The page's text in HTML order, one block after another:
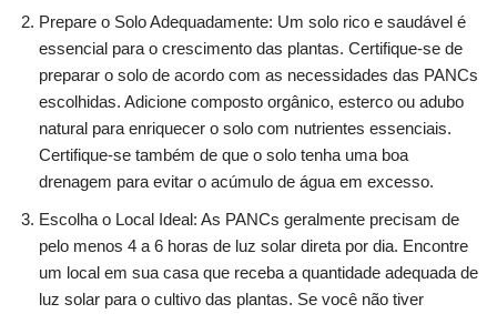
Prepare o Solo Adequadamente: Um solo rico e saudável é
essencial para o crescimento das plantas. Certifique-se de
preparar o solo de acordo com as necessidades das PANCs
escolhidas. Adicione composto orgânico, esterco ou adubo
natural para enriquecer o solo com nutrientes essenciais.
Certifique-se também de que o solo tenha uma boa
drenagem para evitar o acúmulo de água em excesso.
Escolha o Local Ideal: As PANCs geralmente precisam de
pelo menos 4 a 6 horas de luz solar direta por dia. Encontre
um local em sua casa que receba a quantidade adequada de
luz solar para o cultivo das plantas. Se você não tiver